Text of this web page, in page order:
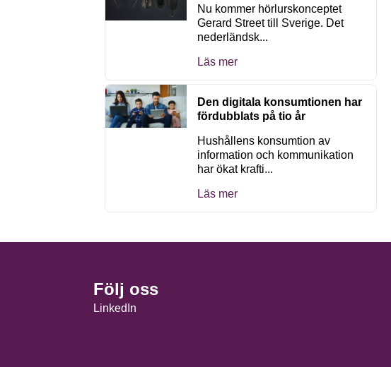
Nu kommer hörlurskonceptet
Gerard Street till Sverige. Det
nederländsk...
Läs mer
Den digitala konsumtionen har
fördubblats på tio år
Hushållens konsumtion av
information och kommunikation
har ökat krafti...
Läs mer
Följ oss
LinkedIn